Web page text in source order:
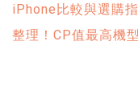
iPhone比較與選購
整理！CP值最高機